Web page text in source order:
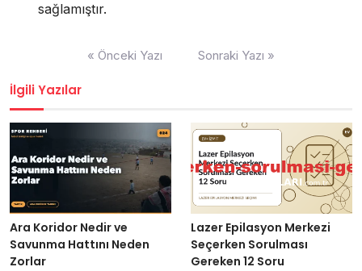
sağlamıştır.
« Önceki Yazı Sonraki Yazı »
İlgili Yazılar
Ara Koridor Nedir ve
Savunma Hattını Neden
Zorlar
Lazer Epilasyon Merkezi
Seçerken Sorulması
Gereken 12 Soru